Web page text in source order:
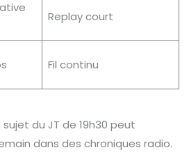
Replay court
Fil continu
du JT de 19h30 peut
dans des chroniques radio.